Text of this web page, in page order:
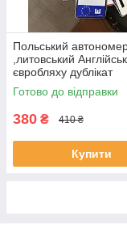
Польський
,литовський
євробляху дублікат
Готово до відправки
380 ₴ 410 ₴
Купити